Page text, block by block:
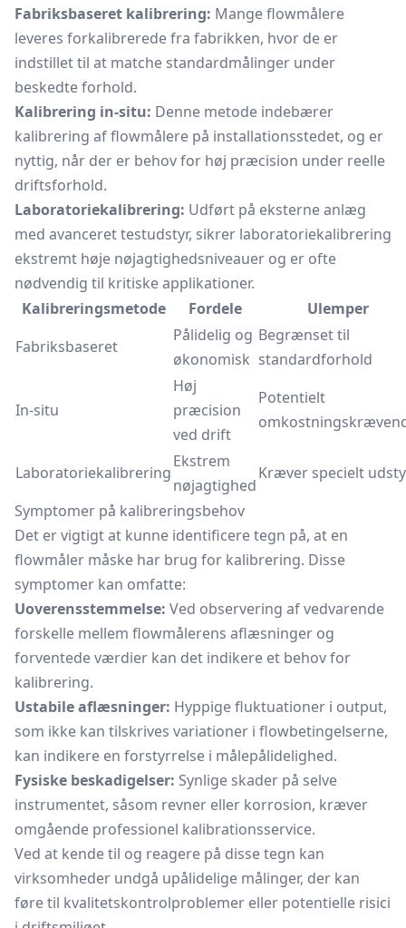
Fabriksbaseret kalibrering: Mange flowmålere
leveres forkalibrerede fra fabrikken, hvor de er
indstillet til at matche standardmålinger under
beskedte forhold.
Kalibrering in-situ: Denne metode indebærer
kalibrering af flowmålere på installationsstedet, og er
nyttig, når der er behov for høj præcision under reelle
driftsforhold.
Laboratoriekalibrering: Udført på eksterne anlæg
med avanceret testudstyr, sikrer laboratoriekalibrering
ekstremt høje nøjagtighedsniveauer og er ofte
nødvendig til kritiske applikationer.
Kalibreringsmetode
Fordele
Ulemper
Fabriksbaseret
Pålidelig og
økonomisk
Begrænset til
standardforhold
In-situ
Høj
præcision
ved drift
Potentielt
Laboratoriekalibrering
Ekstrem
nøjagtighed
Kræver specielt
Symptomer på kalibreringsbehov
Det er vigtigt at kunne identificere tegn på, at en
flowmåler måske har brug for kalibrering. Disse
symptomer kan omfatte:
Uoverensstemmelse: Ved observering af vedvarende
forskelle mellem flowmålerens aflæsninger og
forventede værdier kan det indikere et behov for
kalibrering.
Ustabile aflæsninger: Hyppige fluktuationer i output,
som ikke kan tilskrives variationer i flowbetingelserne,
kan indikere en forstyrrelse i målepålidelighed.
Fysiske beskadigelser: Synlige skader på selve
instrumentet, såsom revner eller korrosion, kræver
omgående professionel kalibrationsservice.
Ved at kende til og reagere på disse tegn kan
virksomheder undgå upålidelige målinger, der kan
føre til kvalitetskontrolproblemer eller potentielle risici